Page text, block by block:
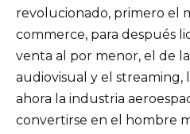
revolucionado, primero el
commerce, para después
venta al por menor, el de
audiovisual y el streaming,
ahora la industria
convertirse en el hombre